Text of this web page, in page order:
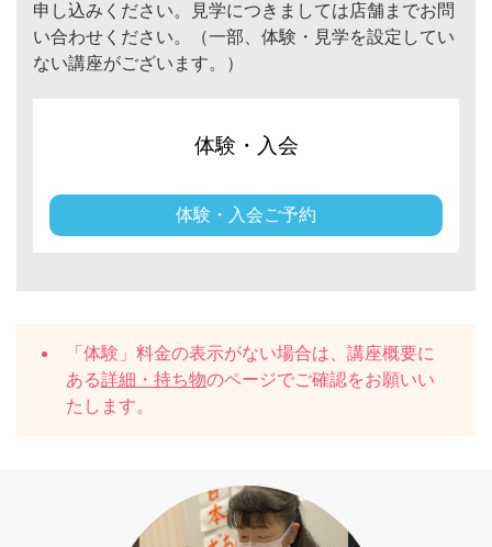
申し込みください。見学につきましては店舗までお問
い合わせください。（一部、体験・見学を設定してい
ない講座がございます。）
体験・入会
体験・入会ご予約
「体験」料金の表示がない場合は、講座概要に
ある詳細・持ち物のページでご確認をお願いい
たします。